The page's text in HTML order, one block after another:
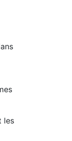
les